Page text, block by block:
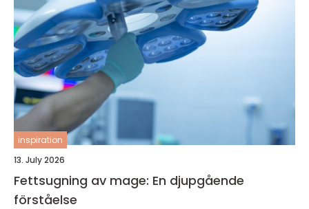
inspiration
13. July 2026
Fettsugning av mage: En djupgående
förståelse